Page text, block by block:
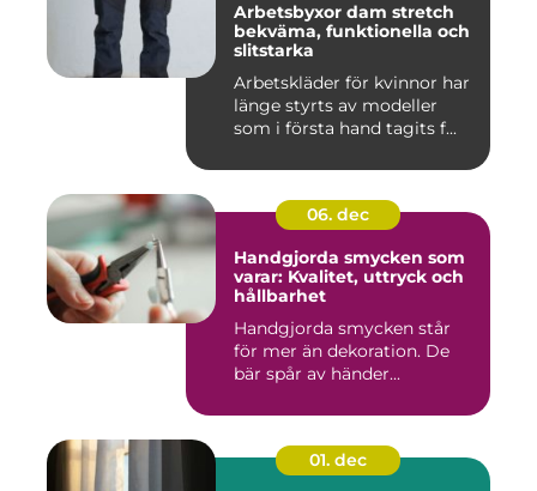
Arbetsbyxor dam stretch
bekväma, funktionella och
slitstarka
Arbetskläder för kvinnor har
länge styrts av modeller
som i första hand tagits f...
06. dec
Handgjorda smycken som
varar: Kvalitet, uttryck och
hållbarhet
Handgjorda smycken står
för mer än dekoration. De
bär spår av händer...
01. dec